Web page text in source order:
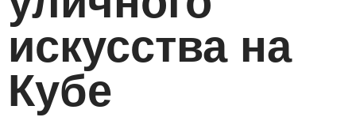
искусства на
Кубе